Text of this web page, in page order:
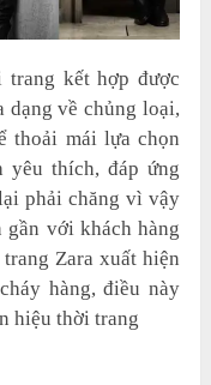
trang kết hợp được
dạng về chủng loại,
thoải mái lựa chọn
yêu thích, đáp ứng
phải chăng vì vậy
gần với khách hàng
Zara xuất hiện
hàng, điều này
hiệu thời trang